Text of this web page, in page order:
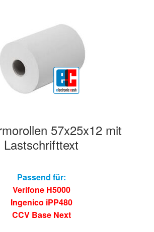
57x25x12 mit
Lastschrifttext
Passend für:
Verifone H5000
Ingenico iPP480
CCV Base Next